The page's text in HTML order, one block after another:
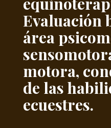
Evaluación
área
motora,
de las
ecuestres.